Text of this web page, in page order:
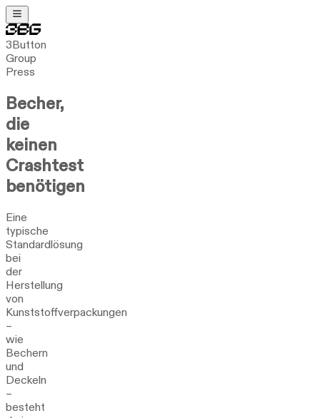
3Button
Group
Press
Becher,
die
keinen
Crashtest
benötigen
Eine
typische
Standardlösung
bei
der
Herstellung
von
Kunststoffverpackungen
–
wie
Bechern
und
Deckeln
–
besteht